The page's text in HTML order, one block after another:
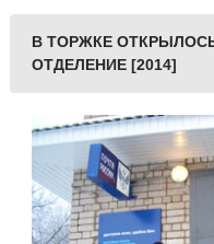
В ТОРЖКЕ
ОТДЕЛЕНИЕ [2014]